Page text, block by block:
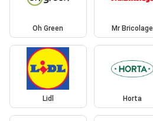
Oh Green Mr Bricolage
Lidl Horta